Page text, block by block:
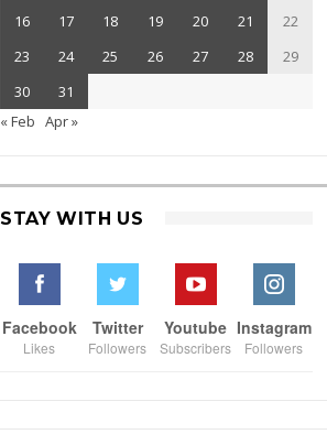
16
17 18 19 20 21
22
23
24 25 26 27 28
29
30
31
« Feb Apr »
STAY WITH US
Facebook
Likes
Twitter
Followers
Youtube
Subscribers
Instagram
Followers